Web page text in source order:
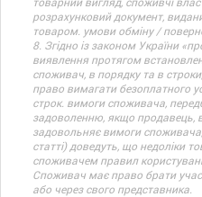
розрахунковий документ,
товаром. умови обміну /
8. Згідно із законом України
виявлення протягом
споживач, в порядку та в
право вимагати безоплатного
строк. вимоги споживача,
задоволенню, якщо продавець,
задовольняє вимоги
статті) доведуть, що недоліки
споживачем правил
Споживач має право брати
або через свого представника.